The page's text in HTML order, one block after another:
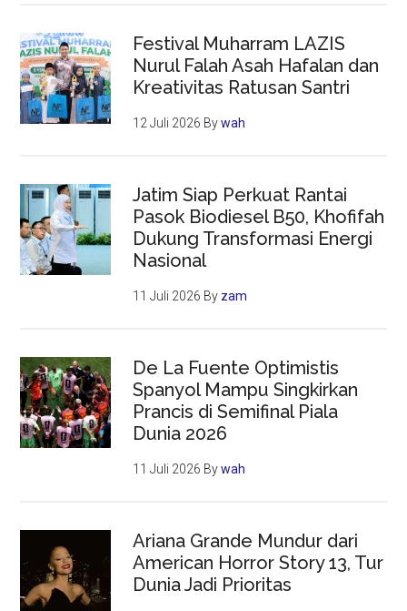
Festival Muharram LAZIS
Nurul Falah Asah Hafalan dan
Kreativitas Ratusan Santri
12 Juli 2026 Bywah
Jatim Siap Perkuat Rantai
Pasok Biodiesel B50, Khofifah
Dukung Transformasi Energi
Nasional
11 Juli 2026 By zam
De La Fuente Optimistis
Spanyol Mampu Singkirkan
Prancis di Semifinal Piala
Dunia 2026
11 Juli 2026 Bywah
Ariana Grande Mundur dari
American Horror Story 13, Tur
Dunia Jadi Prioritas